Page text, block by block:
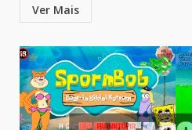
Ver Mais